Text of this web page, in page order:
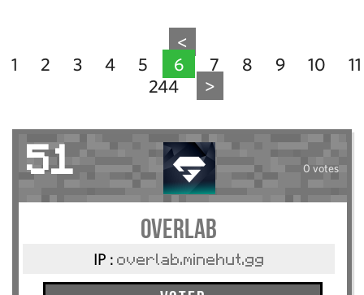
<
1
2 3 4 5 6 7 8 9 10
11
244
>
51 0 votes
Overlab
IP : overlab.minehut.gg